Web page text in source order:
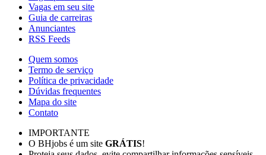
Vagas em seu site
Guia de carreiras
Anunciantes
RSS Feeds
Quem somos
Termo de serviço
Política de privacidade
Dúvidas frequentes
Mapa do site
Contato
IMPORTANTE
O BHjobs é um site GRÁTIS!